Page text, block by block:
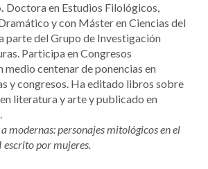
Doctora en Estudios Filológicos,
y con Máster en Ciencias del
parte del Grupo de Investigación
Participa en Congresos
medio centenar de ponencias en
y congresos. Ha editado libros sobre
literatura y arte y publicado en
modernas: personajes mitológicos en el
por mujeres.